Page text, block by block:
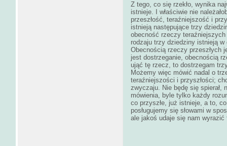
Z tego, co się rzekło, wynika
istnieje. I właściwie nie
przeszłość, teraźniejszość i
istnieją następujące trzy
obecność rzeczy
rodzaju trzy dziedziny istnieją
Obecnością rzeczy przeszłych
jest dostrzeganie, obecnością
ująć tę rzecz, to dostrzegam
Możemy więc mówić nadal o
teraźniejszości i przyszłości;
zwyczaju. Nie będę się spierał,
mówienia, byle tylko każdy
co przyszłe, już istnieje, a to,
posługujemy się słowami w
ale jakoś udaje się nam